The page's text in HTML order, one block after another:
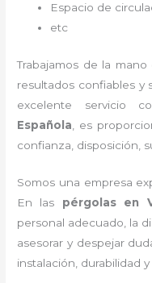
Espacio de
etc
Trabajamos de la
resultados confiables y
excelente servicio
Española , es
confianza, disposición,
Somos una empresa
En las pérgolasen
personal adecuado, la
asesorar y despejar
instalación, durabilidad